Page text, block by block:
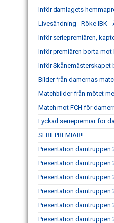
Inför damlagets
Livesändning - Röke IBK
Inför seriepremiären,
Inför premiären borta mot
Inför Skånemästerskapet
Bilder från damernas
Matchbilder från mötet
Match mot FCH för
Lyckad seriepremiär för
SERIEPREMIÄR!!
Presentation damtruppen
Presentation damtruppen
Presentation damtruppen
Presentation damtruppen
Presentation damtruppen
Presentation damtruppen